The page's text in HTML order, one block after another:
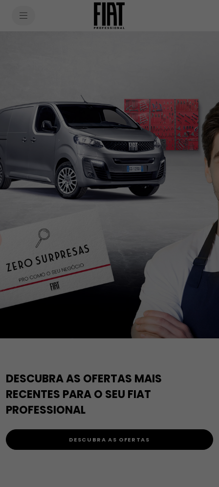
DESCUBRA AS OFERTAS MAIS
RECENTES PARA O SEU FIAT
PROFESSIONAL
DESCUBRA AS OFERTAS